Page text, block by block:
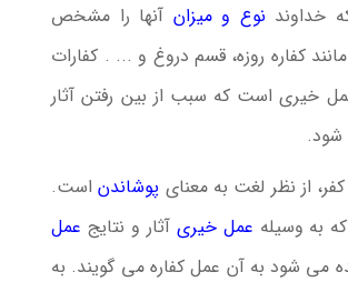
خداوند نوع و ميزان آنها را مشخص
كفاره روزه، قسم دروغ و ... . كفارات
خيري است كه سبب از بين رفتن آثار
شود.
كفر، از نظر لغت به معنای پوشاندناست.
به وسیله عمل خیری آثار و نتایج عمل
می شود به آن عمل كفاره می گویند. به